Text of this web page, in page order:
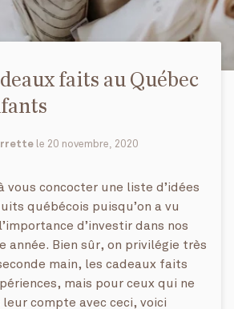
faits au Québec
le 20 novembre, 2020
vous concocter une liste d’idées
québécois puisqu’on a vu
d’investir dans nos
année. Bien sûr, on privilégie très
main, les cadeaux faits
mais pour ceux qui ne
compte avec ceci, voici